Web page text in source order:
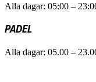
Alla dagar: 05:00 –
PADEL
Alla dagar: 05.00 –